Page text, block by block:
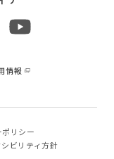
情報
リシー
ビリティ方針